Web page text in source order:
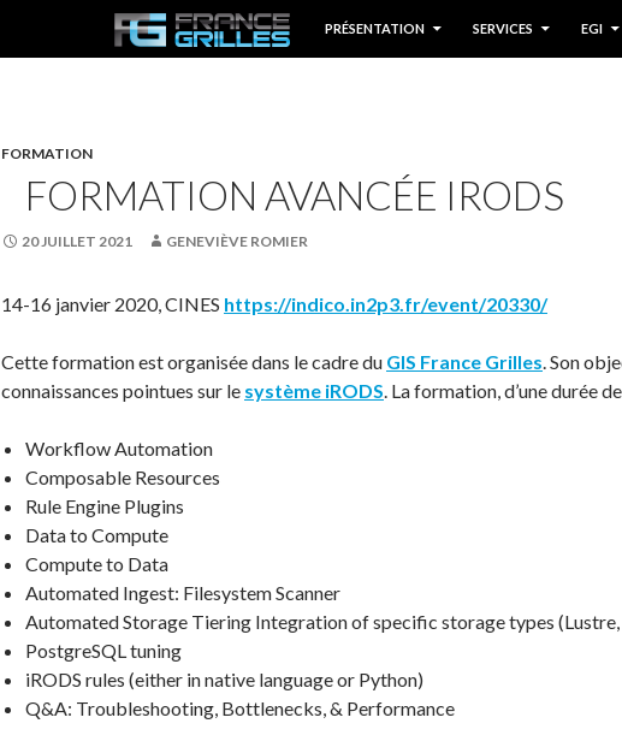
PRÉSENTATION
SERVICES EGI
FORMATION
FORMATION AVANCÉE IRODS
20 JUILLET 2021 GENEVIÈVE ROMIER
14-16 janvier 2020, CINES https://indico.in2p3.fr/event/20330/
Cette formation est organisée dans le cadre du GIS France Grilles. Son
connaissances pointues sur le système iRODS. La formation, d’une durée
Workflow Automation
Composable Resources
Rule Engine Plugins
Data to Compute
Compute to Data
Automated Ingest: Filesystem Scanner
Automated Storage Tiering Integration of specific storage types (Lustre,
PostgreSQL tuning
iRODS rules (either in native language or Python)
Q&A: Troubleshooting, Bottlenecks, & Performance